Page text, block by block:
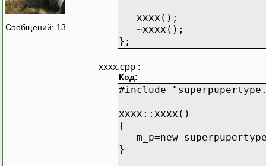
Сообщений: 13
xxxx();
~xxxx();
};
xxxx.cpp :
Код:
#include
xxxx::xxxx()
{
m_p=new
}